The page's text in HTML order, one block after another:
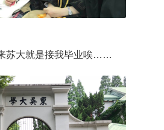
大就是接我毕业唉……